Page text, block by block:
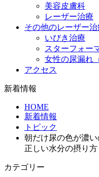
美容皮膚科
レーザー治療
その他のレーザー治
いびき治療
スターフォー
女性の尿漏れ
アクセス
新着情報
HOME
新着情報
トピック
朝だけ尿の色が濃
正しい水分の摂り方
カテゴリー